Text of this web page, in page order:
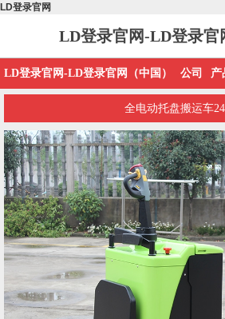
LD登录官网
LD登录官网-LD登录官
LD登录官网-LD登录官网（中国） 公司 产
全电动托盘搬运车